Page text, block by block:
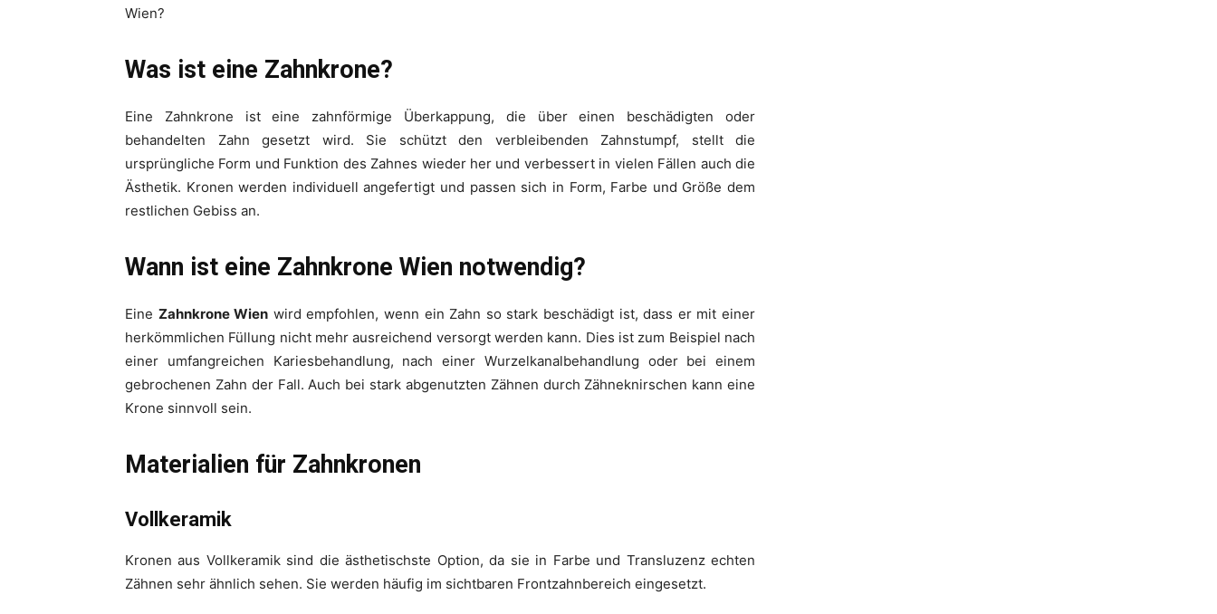
Wien?
Was ist eine Zahnkrone?
Eine Zahnkrone ist eine zahnförmige Überkappung, die über einen beschädigten oder
behandelten Zahn gesetzt wird. Sie schützt den verbleibenden Zahnstumpf, stellt die
ursprüngliche Form und Funktion des Zahnes wieder her und verbessert in vielen Fällen auch die
Ästhetik. Kronen werden individuell angefertigt und passen sich in Form, Farbe und Größe dem
restlichen Gebiss an.
Wann ist eine Zahnkrone Wien notwendig?
Eine Zahnkrone Wien wird empfohlen, wenn ein Zahn so stark beschädigt ist, dass er mit einer
herkömmlichen Füllung nicht mehr ausreichend versorgt werden kann. Dies ist zum Beispiel nach
einer umfangreichen Kariesbehandlung, nach einer Wurzelkanalbehandlung oder bei einem
gebrochenen Zahn der Fall. Auch bei stark abgenutzten Zähnen durch Zähneknirschen kann eine
Krone sinnvoll sein.
Materialien für Zahnkronen
Vollkeramik
Kronen aus Vollkeramik sind die ästhetischste Option, da sie in Farbe und Transluzenz echten
Zähnen sehr ähnlich sehen. Sie werden häufig im sichtbaren Frontzahnbereich eingesetzt.